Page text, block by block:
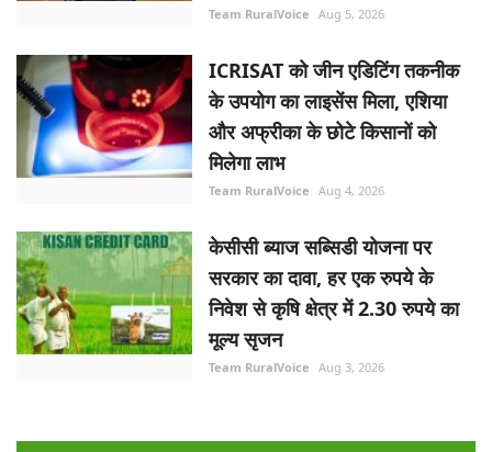
Team RuralVoice Aug 5, 2026
ICRISAT को जीन एडिटिंग तकनीक
के उपयोग का लाइसेंस मिला, एशिया
और अफ्रीका के छोटे किसानों को
मिलेगा लाभ
Team RuralVoice Aug 4, 2026
केसीसी ब्याज सब्सिडी योजना पर
सरकार का दावा, हर एक रुपये के
निवेश से कृषि क्षेत्र में 2.30 रुपये का
मूल्य सृजन
Team RuralVoice Aug 3, 2026